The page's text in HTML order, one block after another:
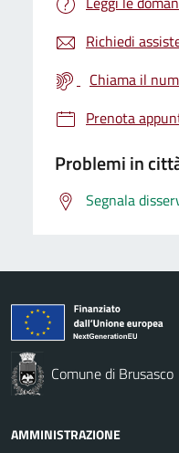
Richiedi
Chiama il
Prenota
Problemi in
Segnala
Comune di Brusasco
AMMINISTRAZIONE